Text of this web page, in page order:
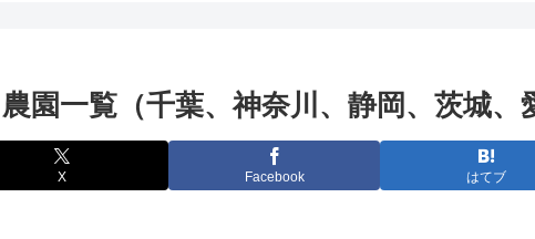
園一覧（千葉、神奈川、静岡、茨城、
X Facebook はてブ